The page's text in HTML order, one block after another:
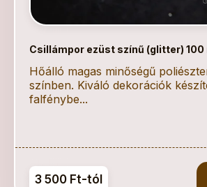
Csillámpor ezüst színű (glitter) 100
Hőálló magas minőségű
színben. Kiváló dekorációk
falfénybe...
3 500 Ft-tól